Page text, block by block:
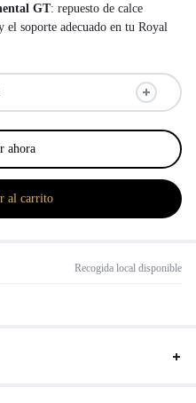
GT: repuesto de calce
soporte adecuado en tu Royal
al carrito
ahora
Recogida local disponible